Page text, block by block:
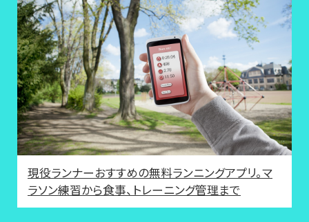
現役ランナーおすすめの無料ランニングアプリ。マ
ラソン練習から食事、トレーニング管理まで